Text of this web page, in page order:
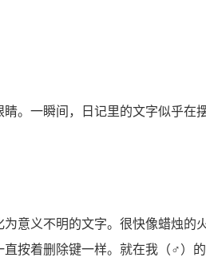
。一瞬间，日记里的文字似乎在
意义不明的文字。很快像蜡烛
按着删除键一样。就在我（♂）